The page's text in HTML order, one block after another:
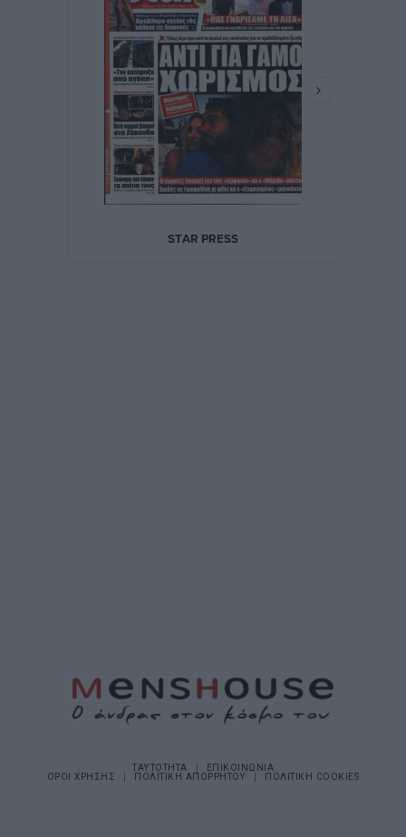
ΤΑΥΤΟΤΗΤΑ
ΕΠΙΚΟΙΝΩΝΙΑ
ΟΡΟΙ ΧΡΗΣΗΣ
ΠΟΛΙΤΙΚΗ ΑΠΟΡΡΗΤΟΥ ΠΟΛΙΤΙΚΗ COOKIES